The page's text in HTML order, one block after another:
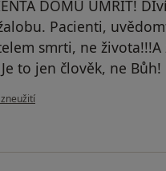
DOMŮ UMŘÍT!
Pacienti,
smrti, ne
to jen člověk, ne Bůh!
uživatele Váš účet byl odstraněn